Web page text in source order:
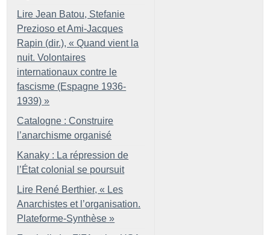
Lire Jean Batou, Stefanie
Prezioso et Ami-Jacques
Rapin (dir.), « Quand vient la
nuit. Volontaires
internationaux contre le
fascisme (Espagne 1936-
1939) »
Catalogne : Construire
l’anarchisme organisé
Kanaky : La répression de
l’État colonial se poursuit
Lire René Berthier, « Les
Anarchistes et l’organisation.
Plateforme-Synthèse »